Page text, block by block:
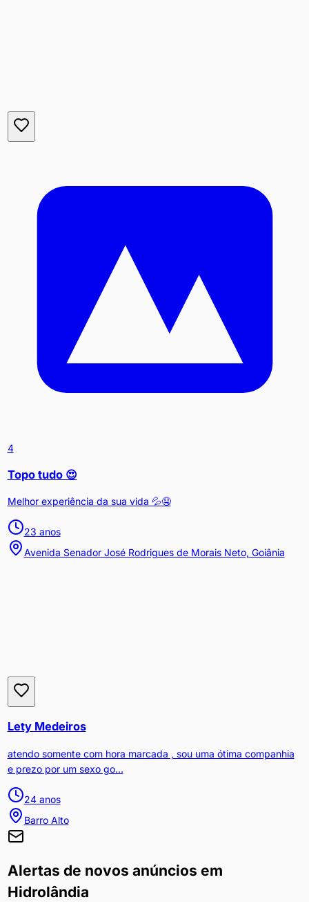
4
Topo tudo 😍
Melhor experiência da sua vida 💦🤤
23 anos
Avenida Senador José Rodrigues de Morais Neto, Goiânia
Lety Medeiros
atendo somente com hora marcada , sou uma ótima companhia
e prezo por um sexo go...
24anos
Barro Alto
Alertas de novos anúncios em
Hidrolândia